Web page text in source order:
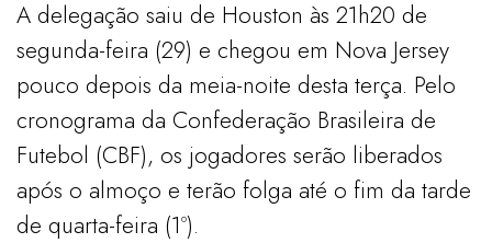
A delegação saiu de Houston às 21h20 de
segunda-feira (29) e chegou em Nova Jersey
pouco depois da meia-noite desta terça. Pelo
cronograma da Confederação Brasileira de
Futebol (CBF), os jogadores serão liberados
após o almoço e terão folga até o fim da tarde
de quarta-feira (1º).